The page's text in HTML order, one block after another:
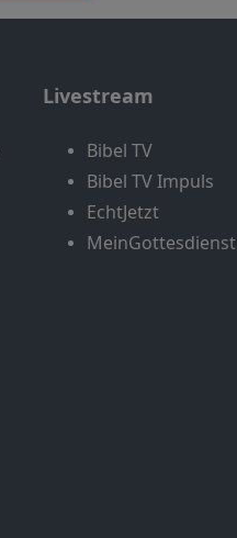
Livestream
Bibel TV
Bibel TV Impuls
EchtJetzt
MeinGottesdienst